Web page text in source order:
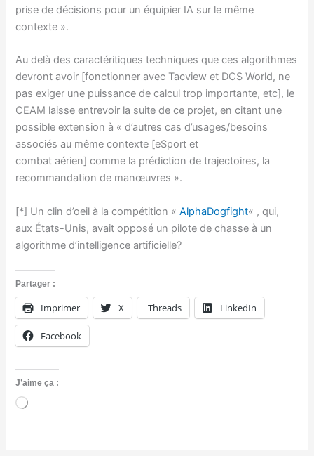
prise de décisions pour un équipier IA sur le même
contexte ».
Au delà des caractéritiques techniques que ces algorithmes
devront avoir [fonctionner avec Tacview et DCS World, ne
pas exiger une puissance de calcul trop importante, etc], le
CEAM laisse entrevoir la suite de ce projet, en citant une
possible extension à « d’autres cas d’usages/besoins
associés au même contexte [eSport et
combat aérien] comme la prédiction de trajectoires, la
recommandation de manœuvres ».
[*] Un clin d’oeil à la compétition «AlphaDogfight« , qui,
aux États-Unis, avait opposé un pilote de chasse à un
algorithme d’intelligence artificielle?
Partager :
Imprimer X Threads LinkedIn
Facebook
J’aime ça :
C